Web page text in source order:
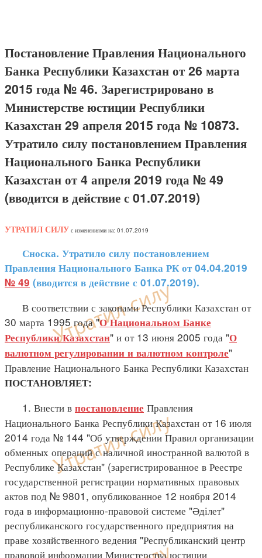
Постановление Правления Национального
Банка Республики Казахстан от 26 марта
2015 года № 46. Зарегистрировано в
Министерстве юстиции Республики
Казахстан 29 апреля 2015 года № 10873.
Утратило силу постановлением Правления
Национального Банка Республики
Казахстан от 4 апреля 2019 года № 49
(вводится в действие с 01.07.2019)
УТРАТИЛ СИЛУ с изменениями на: 01.07.2019
Сноска. Утратило силу постановлением
Правления Национального Банка РК от 04.04.2019
№ 49 (вводится в действие с 01.07.2019).
В соответствии с законами Республики Казахстан от
30 марта 1995 года "О Национальном Банке
Республики Казахстан" и от 13 июня 2005 года "О
валютном регулировании и валютном контроле"
Правление Национального Банка Республики Казахстан
ПОСТАНОВЛЯЕТ:
1. Внести в постановление Правления
Национального Банка Республики Казахстан от 16 июля
2014 года № 144 "Об утверждении Правил организации
обменных операций с наличной иностранной валютой в
Республике Казахстан" (зарегистрированное в Реестре
государственной регистрации нормативных правовых
актов под № 9801, опубликованное 12 ноября 2014
года в информационно-правовой системе "Әділет"
республиканского государственного предприятия на
праве хозяйственного ведения "Республиканский центр
правовой информации Министерства юстиции